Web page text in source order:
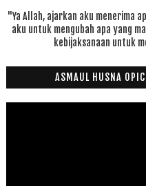
"Ya Allah, ajarkan aku menerima
aku untuk mengubah apa yang
kebijaksanaan untuk
ASMAUL HUSNA